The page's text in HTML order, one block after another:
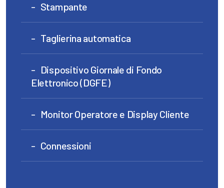
Stampante
Taglierina automatica
Dispositivo Giornale di Fondo
Elettronico (DGFE)
Monitor Operatore e Display Cliente
Connessioni